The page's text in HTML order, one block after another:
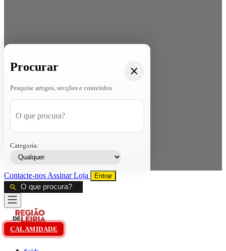
Procurar
Pesquise artigos, secções e conteúdos
Categoria:
Contacte-nos AssinarLoja Entrar
CALAMIDADE